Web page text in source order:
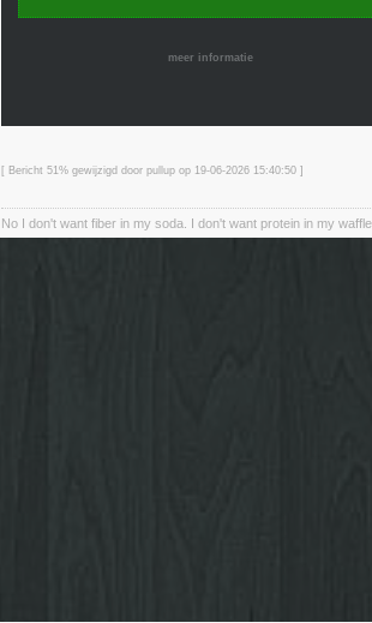
meer informatie
[ Bericht 51% gewijzigd door pullup op 19-06-2026 15:40:50 ]
No I don't want fiber in my soda. I don't want protein in my